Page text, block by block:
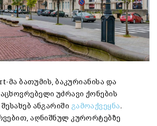
მა ბათუმის, ბაკურიანისა და
უძრავი ქონების
ანგარიში გამოაქვეყნა.
აღნიშნულ კურორტებზე